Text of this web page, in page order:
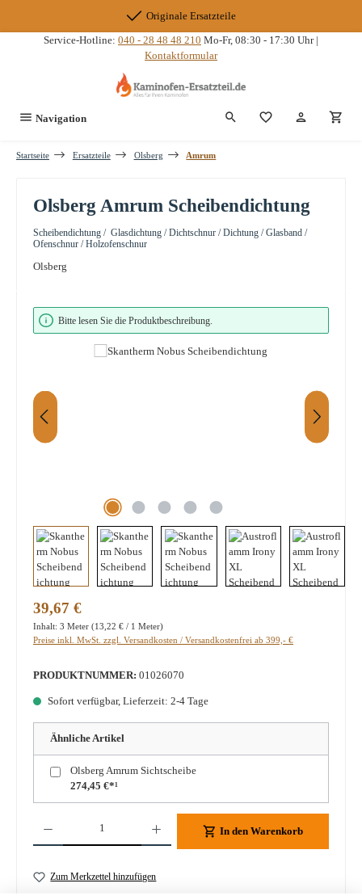
Originale Ersatzteile
Service-Hotline: 040 - 28 48 48 210 Mo-Fr, 08:30 - 17:30 Uhr |
Kontaktformular
Navigation Du hast 0
Startseite Ersatzteile Olsberg Amrum
Olsberg Amrum Scheibendichtung
Scheibendichtung / Glasdichtung / Dichtschnur / Dichtung / Glasband /
Ofenschnur / Holzofenschnur
Olsberg
Bildergalerie überspringen
Bitte lesen Sie die Produktbeschreibung.
Regulärer Preis:
39,67 €
Inhalt: 3 Meter (13,22 € / 1 Meter)
Preise inkl. MwSt. zzgl. Versandkosten / Versandkostenfrei ab 399,- €
PRODUKTNUMMER: 01026070
Sofort verfügbar, Lieferzeit: 2-4 Tage
Ähnliche Artikel
Olsberg Amrum Sichtscheibe
274,45 €*¹
In den Warenkorb
Zum Merkzettel hinzufügen